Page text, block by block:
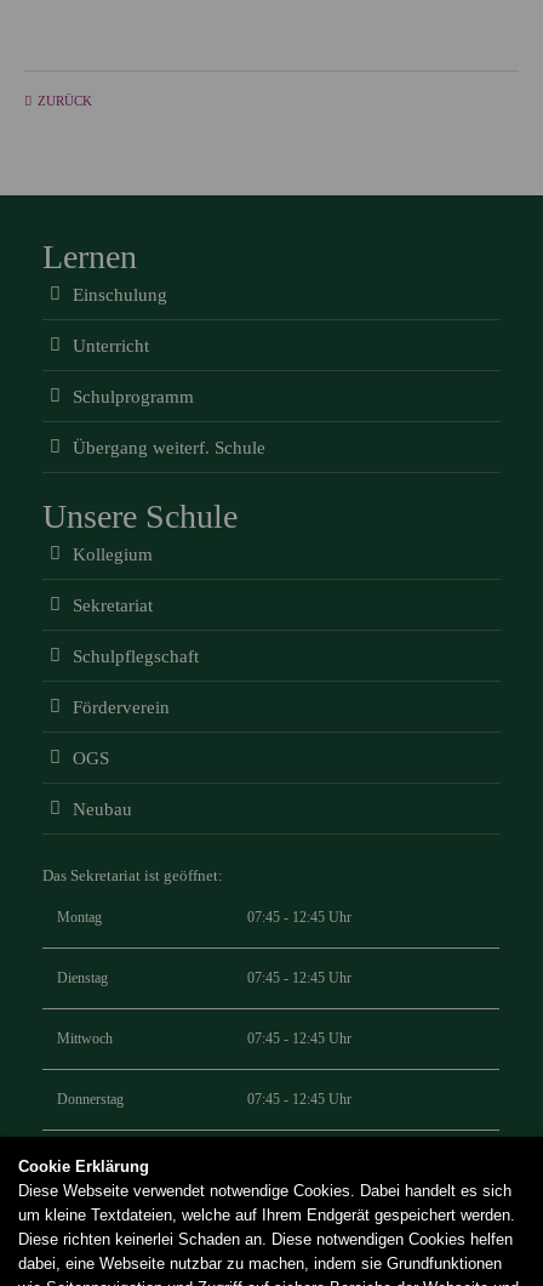
ZURÜCK
Lernen
Einschulung
Unterricht
Schulprogramm
Übergang weiterf. Schule
Unsere Schule
Kollegium
Sekretariat
Schulpflegschaft
Förderverein
OGS
Neubau
Das Sekretariat ist geöffnet:
Montag 07:45 - 12:45 Uhr
Dienstag 07:45 - 12:45 Uhr
Mittwoch 07:45 - 12:45 Uhr
Donnerstag 07:45 - 12:45 Uhr
+49 (0) 251 98623220
annetteschulenienberge@stadt-muenster.de
Cookie Erklärung
Diese Webseite verwendet notwendige Cookies. Dabei handelt es sich
um kleine Textdateien, welche auf Ihrem Endgerät gespeichert werden.
Diese richten keinerlei Schaden an. Diese notwendigen Cookies helfen
dabei, eine Webseite nutzbar zu machen, indem sie Grundfunktionen